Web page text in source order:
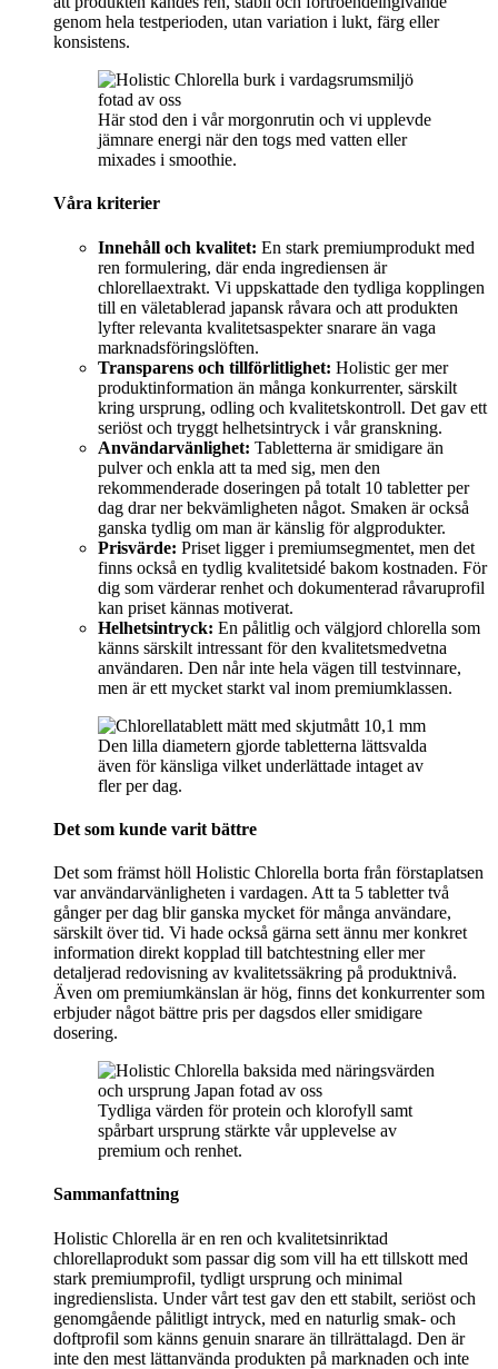
genom hela testperioden, utan variation i lukt, färg eller
konsistens.
Här stod den i vår morgonrutin och vi upplevde
jämnare energi när den togs med vatten eller
mixades i smoothie.
Våra kriterier
Innehåll och kvalitet: En stark premiumprodukt med
ren formulering, där enda ingrediensen är
chlorellaextrakt. Vi uppskattade den tydliga kopplingen
till en väletablerad japansk råvara och att produkten
lyfter relevanta kvalitetsaspekter snarare än vaga
marknadsföringslöften.
Transparens och tillförlitlighet: Holistic ger mer
produktinformation än många konkurrenter, särskilt
kring ursprung, odling och kvalitetskontroll. Det gav ett
seriöst och tryggt helhetsintryck i vår granskning.
Användarvänlighet: Tabletterna är smidigare än
pulver och enkla att ta med sig, men den
rekommenderade doseringen på totalt 10 tabletter per
dag drar ner bekvämligheten något. Smaken är också
ganska tydlig om man är känslig för algprodukter.
Prisvärde: Priset ligger i premiumsegmentet, men det
finns också en tydlig kvalitetsidé bakom kostnaden. För
dig som värderar renhet och dokumenterad råvaruprofil
kan priset kännas motiverat.
Helhetsintryck: En pålitlig och välgjord chlorella som
känns särskilt intressant för den kvalitetsmedvetna
användaren. Den når inte hela vägen till testvinnare,
men är ett mycket starkt val inom premiumklassen.
Den lilla diametern gjorde tabletterna lättsvalda
även för känsliga vilket underlättade intaget av
fler per dag.
Det som kunde varit bättre
Det som främst höll Holistic Chlorella borta från förstaplatsen
var användarvänligheten i vardagen. Att ta 5 tabletter två
gånger per dag blir ganska mycket för många användare,
särskilt över tid. Vi hade också gärna sett ännu mer konkret
information direkt kopplad till batchtestning eller mer
detaljerad redovisning av kvalitetssäkring på produktnivå.
Även om premiumkänslan är hög, finns det konkurrenter som
erbjuder något bättre pris per dagsdos eller smidigare
dosering.
Tydliga värden för protein och klorofyll samt
spårbart ursprung stärkte vår upplevelse av
premium och renhet.
Sammanfattning
Holistic Chlorella är en ren och kvalitetsinriktad
chlorellaprodukt som passar dig som vill ha ett tillskott med
stark premiumprofil, tydligt ursprung och minimal
ingredienslista. Under vårt test gav den ett stabilt, seriöst och
genomgående pålitligt intryck, med en naturlig smak- och
doftprofil som känns genuin snarare än tillrättalagd. Den är
inte den mest lättanvända produkten på marknaden och inte